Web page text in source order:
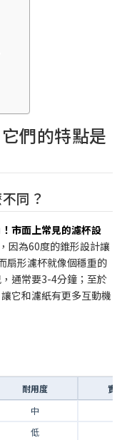
們的特點是
同？
市面上常見的濾杯設
因為60度的錐形設計讓
扇形濾杯就像個穩重的
通常要3-4分鐘；至於
它和濾紙有更多互動機
耐用度
實用
中
低